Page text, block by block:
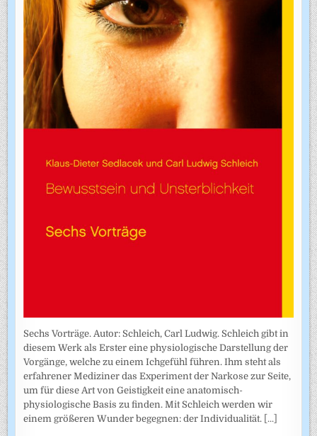
Sechs Vorträge. Autor: Schleich, Carl Ludwig. Schleich gibt in
diesem Werk als Erster eine physiologische Darstellung der
Vorgänge, welche zu einem Ichgefühl führen. Ihm steht als
erfahrener Mediziner das Experiment der Narkose zur Seite,
um für diese Art von Geistigkeit eine anatomisch-
physiologische Basis zu finden. Mit Schleich werden wir
einem größeren Wunder begegnen: der Individualität. [...]